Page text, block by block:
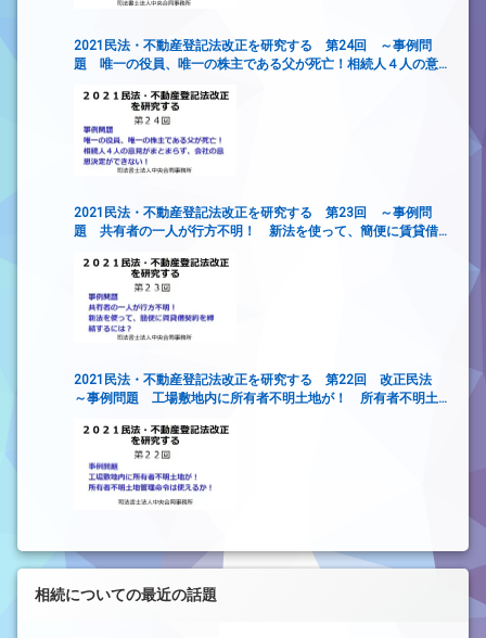
2021民法・不動産登記法改正を研究する 第24回 ～事例問
題 唯一の役員、唯一の株主である父が死亡！相続人４人の意
2021民法・不動産登記法改正を研究する 第23回 ～事例問
題 共有者の一人が行方不明！ 新法を使って、簡便に賃貸借
2021民法・不動産登記法改正を研究する 第22回 改正民法
～事例問題 工場敷地内に所有者不明土地が！ 所有者不明土
相続についての最近の話題